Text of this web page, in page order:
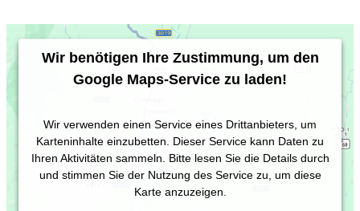
Wir benötigen Ihre Zustimmung, um den
Google Maps-Service zu laden!
Wir verwenden einen Service eines Drittanbieters, um
Karteninhalte einzubetten. Dieser Service kann Daten zu
Ihren Aktivitäten sammeln. Bitte lesen Sie die Details durch
und stimmen Sie der Nutzung des Service zu, um diese
Karte anzuzeigen.